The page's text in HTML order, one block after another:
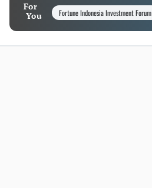
For
You
Fortune Indonesia Investment Forum